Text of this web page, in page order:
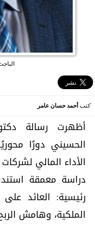
كتبأحمد حسان عامر
أظهرت رسالة
الحسيني دورًا
الأداء المالي
دراسة معمقة
رئيسية: العائد
الملكية، وهامش